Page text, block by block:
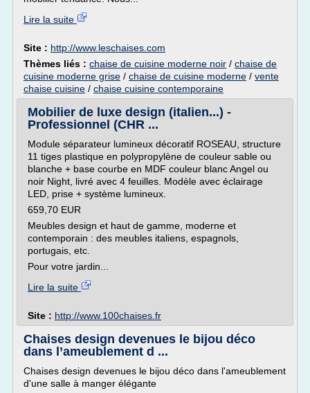
Lire la suite
Site : http://www.leschaises.com
Thèmes liés : chaise de cuisine moderne noir / chaise de
cuisine moderne grise / chaise de cuisine moderne / vente
chaise cuisine / chaise cuisine contemporaine
Mobilier de luxe design (italien...) -
Professionnel (CHR ...
Module séparateur lumineux décoratif ROSEAU, structure
11 tiges plastique en polypropylène de couleur sable ou
blanche + base courbe en MDF couleur blanc Angel ou
noir Night, livré avec 4 feuilles. Modèle avec éclairage
LED, prise + système lumineux.
659,70 EUR
Meubles design et haut de gamme, moderne et
contemporain : des meubles italiens, espagnols,
portugais, etc.
Pour votre jardin...
Lire la suite
Site : http://www.100chaises.fr
Chaises design devenues le bijou déco
dans l’ameublement d ...
Chaises design devenues le bijou déco dans l'ameublement
d'une salle à manger élégante